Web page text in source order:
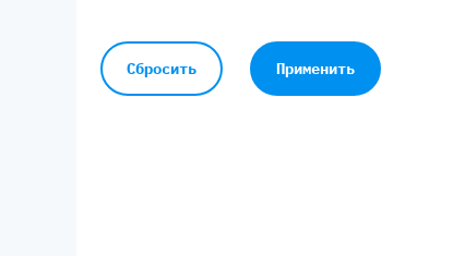
Сбросить Применить